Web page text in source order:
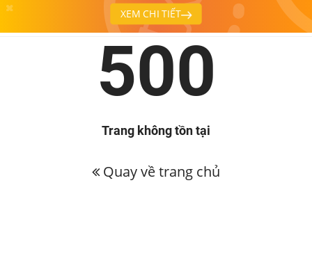
XEM CHI TIẾT
500
Trang không tồn tại
Quay về trang chủ